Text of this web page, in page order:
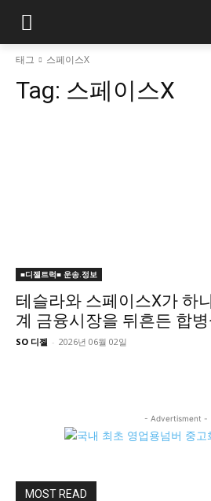
태그 스페이스X
Tag: 스페이스X
■디젤트럭■ 운송.정보
테슬라와 스페이스X가 하
계 금융시장을 뒤흔든 합병
SO 디젤 - 2026년 06월 02일
- Advertisment -
MOST READ